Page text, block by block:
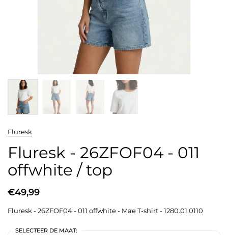
Fluresk
Fluresk - 26ZFOF04 - 011
offwhite / top
€49,99
Fluresk - 26ZFOF04 - 011 offwhite - Mae T-shirt - 1280.01.0110
SELECTEER DE MAAT: